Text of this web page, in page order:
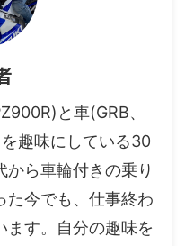
と車(GRB、
趣味にしている30
ら車輪付きの乗り
た今でも、仕事終わ
ます。自分の趣味を